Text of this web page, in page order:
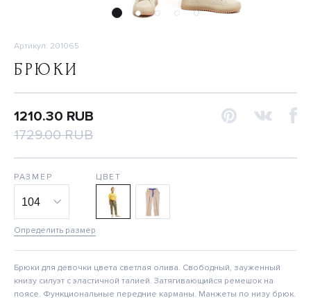
Артикул: 201065
БРЮКИ
1210.30 RUB
1729.00 RUB
РАЗМЕР
Определить размер
ЦВЕТ
Брюки для девочки цвета светлая олива. Свободный, зауженный
книзу силуэт с эластичной талией. Затягивающийся ремешок на
поясе. Функциональные передние карманы. Манжеты по низу брюк.